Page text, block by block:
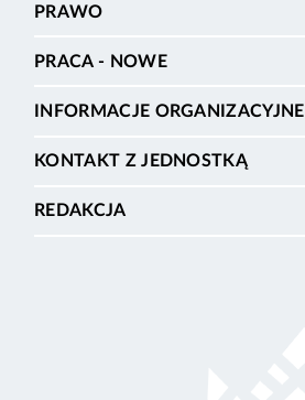
PRAWO
PRACA - NOWE
INFORMACJE ORGANIZACYJNE
KONTAKT Z JEDNOSTKĄ
REDAKCJA